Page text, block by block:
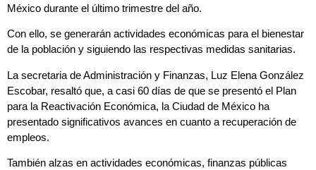
México durante el último trimestre del año.
Con ello, se generarán actividades económicas para el bienestar
de la población y siguiendo las respectivas medidas sanitarias.
La secretaria de Administración y Finanzas, Luz Elena González
Escobar, resaltó que, a casi 60 días de que se presentó el Plan
para la Reactivación Económica, la Ciudad de México ha
presentado significativos avances en cuanto a recuperación de
empleos.
También alzas en actividades económicas, finanzas públicas